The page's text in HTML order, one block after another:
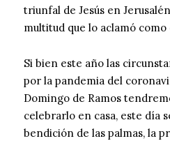
triunfal de Jesús en
multitud que lo aclamó como
Si bien este año las
por la pandemia del
Domingo de Ramos
celebrarlo en casa, este día
bendición de las palmas, la